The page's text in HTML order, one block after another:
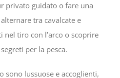
privato guidato o fare una
tra cavalcate e
tiro con l’arco o scoprire
segreti per la pesca.
sono lussuose e accoglienti,